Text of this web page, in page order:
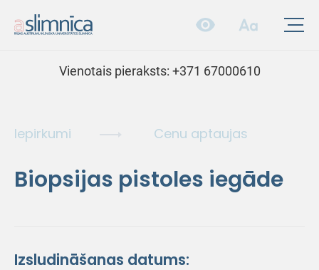
Vienotais pieraksts: +371 67000610
Iepirkumi Cenu aptaujas
Biopsijas pistoles iegāde
Izsludināšanas datums: